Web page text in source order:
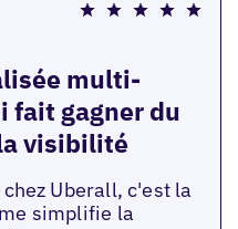
multi-
fait gagner du
visibilité
Uberall, c'est la
simplifie la